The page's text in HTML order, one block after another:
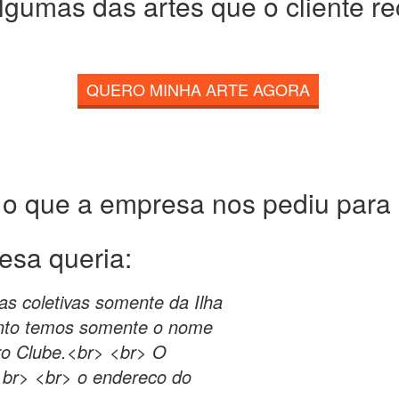
QUERO MINHA ARTE AGORA
que a empresa nos pediu para
queria:
coletivas somente da Ilha
temos somente o nome
Clube.<br> <br> O
<br> o endereco do